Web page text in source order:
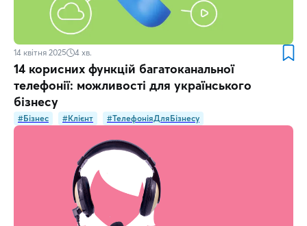
14 квітня 2025 4 хв.
14 корисних функцій багатоканальної
телефонії: можливості для українського
бізнесу
#Бізнес #Клієнт #ТелефоніяДляБізнесу